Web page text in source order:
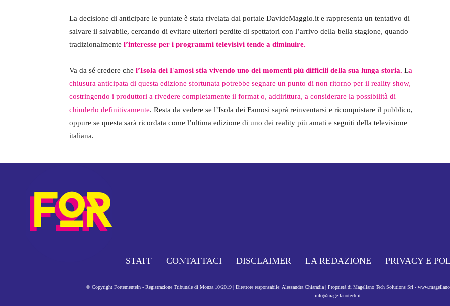
La decisione di anticipare le puntate è stata rivelata dal portale DavideMaggio.it e rappresenta un tentativo di
salvare il salvabile, cercando di evitare ulteriori perdite di spettatori con l’arrivo della bella stagione, quando
tradizionalmente l’interesse per i programmi televisivi tende a diminuire.
Va da sé credere che l’Isola dei Famosi stia vivendo uno dei momenti più difficili della sua lunga storia. La
chiusura anticipata di questa edizione sfortunata potrebbe segnare un punto di non ritorno per il reality show,
costringendo i produttori a rivedere completamente il format o, addirittura, a considerare la possibilità di
chiuderlo definitivamente. Resta da vedere se l’Isola dei Famosi saprà reinventarsi e riconquistare il pubblico,
oppure se questa sarà ricordata come l’ultima edizione di uno dei reality più amati e seguiti della televisione
italiana.
STAFF CONTATTACI DISCLAIMER LA REDAZIONE PRIVACY E
© Copyright FortementeIn - Registrazione Tribunale di Monza 10/2019 | Direttore responsabile: Alessandra Chiaradia | Proprietà di Magellano Tech Solutions Srl -
info@magellanotech.it